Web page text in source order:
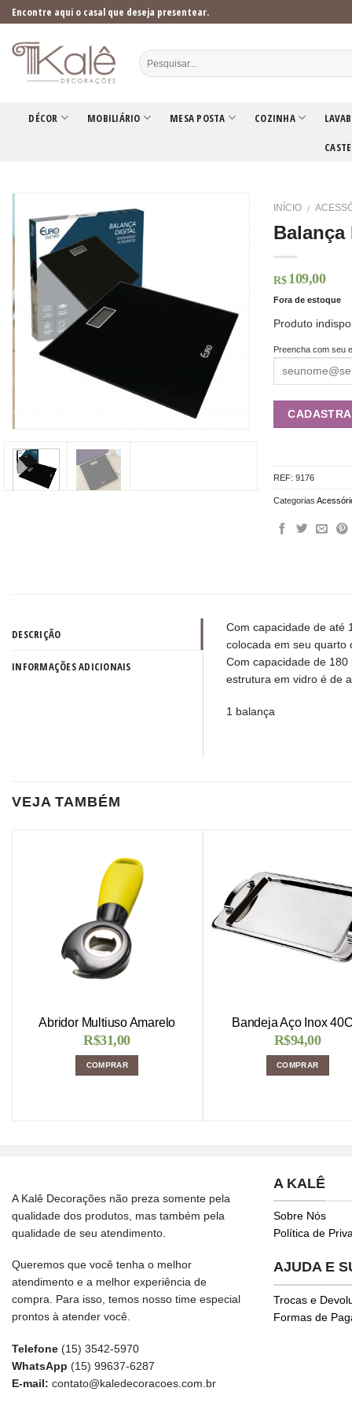
Skip
to
content
Encontre aqui o casal que deseja presentear.
DÉCOR MOBILIÁRIO MESA POSTA COZINHA
INÍCIO /
Balança
R$ 109,00
Fora de estoque
Produto
Preencha com seu
REF:9176
Categorias
DESCRIÇÃO
INFORMAÇÕES ADICIONAIS
Com capacidade de até
colocada em seu quarto
Com capacidade de
estrutura em vidro é de
1 balança
VEJA TAMBÉM
Abridor Multiuso Amarelo
R$31,00
COMPRAR
Bandeja Aço Inox
R$94,00
COMPRAR
A Kalê Decorações não preza somente pela
qualidade dos produtos, mas também pela
qualidade de seu atendimento.
Queremos que você tenha o melhor
atendimento e a melhor experiência de
compra. Para isso, temos nosso time especial
prontos à atender você.
Telefone (15) 3542-5970
WhatsApp (15) 99637-6287
E-mail: contato@kaledecoracoes.com.br
A KALÊ
Sobre Nós
Política de
AJUDA E
Trocas e
Formas de